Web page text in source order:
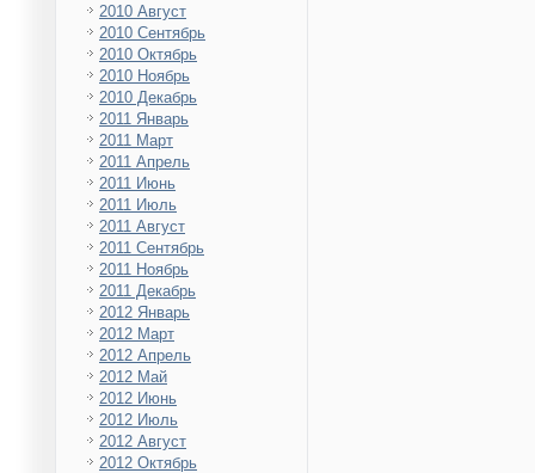
2010 Август
2010 Сентябрь
2010 Октябрь
2010 Ноябрь
2010 Декабрь
2011 Январь
2011 Март
2011 Апрель
2011 Июнь
2011 Июль
2011 Август
2011 Сентябрь
2011 Ноябрь
2011 Декабрь
2012 Январь
2012 Март
2012 Апрель
2012 Май
2012 Июнь
2012 Июль
2012 Август
2012 Октябрь